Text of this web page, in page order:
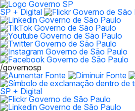
SP + Digital
/governosp
SP + Digital